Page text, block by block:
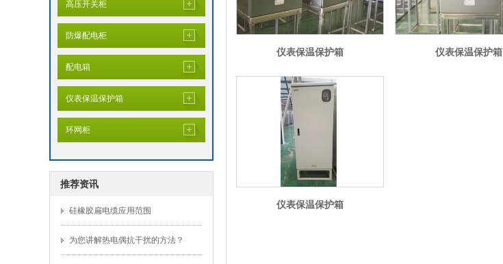
高压开关柜
防爆配电柜
配电箱
仪表保温保护箱
环网柜
推荐资讯
硅橡胶扁电缆应用范围
为您讲解热电偶抗干扰的方法？
仪表保温保护箱 仪表保温保护箱
仪表保温保护箱